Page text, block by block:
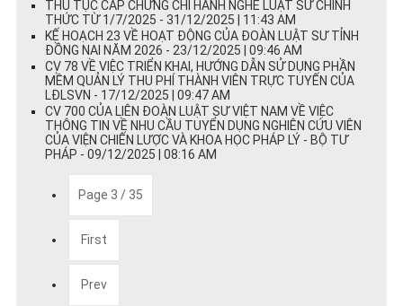
THỦ TỤC CẤP CHỨNG CHỈ HÀNH NGHỀ LUẬT SƯ CHÍNH
THỨC TỪ 1/7/2025 - 31/12/2025 | 11:43 AM
KẾ HOẠCH 23 VỀ HOẠT ĐỘNG CỦA ĐOÀN LUẬT SƯ TỈNH
ĐỒNG NAI NĂM 2026 - 23/12/2025 | 09:46 AM
CV 78 VỀ VIỆC TRIỂN KHAI, HƯỚNG DẪN SỬ DỤNG PHẦN
MỀM QUẢN LÝ THU PHÍ THÀNH VIÊN TRỰC TUYẾN CỦA
LĐLSVN - 17/12/2025 | 09:47 AM
CV 700 CỦA LIÊN ĐOÀN LUẬT SƯ VIỆT NAM VỀ VIỆC
THÔNG TIN VỀ NHU CẦU TUYỂN DỤNG NGHIÊN CỨU VIÊN
CỦA VIỆN CHIẾN LƯỢC VÀ KHOA HỌC PHÁP LÝ - BỘ TƯ
PHÁP - 09/12/2025 | 08:16 AM
Page 3 / 35
First
Prev